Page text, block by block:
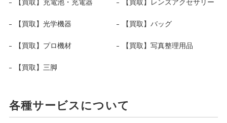
【買取】充電池・充電器 【買取】レンズアクセサリー
【買取】光学機器 【買取】バッグ
【買取】プロ機材 【買取】写真整理用品
【買取】三脚
各種サービスについて